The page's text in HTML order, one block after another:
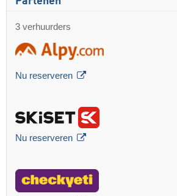
3 verhuurders
Nu reserveren
Nu reserveren